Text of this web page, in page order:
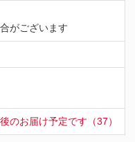
がございます
のお届け予定です（37）